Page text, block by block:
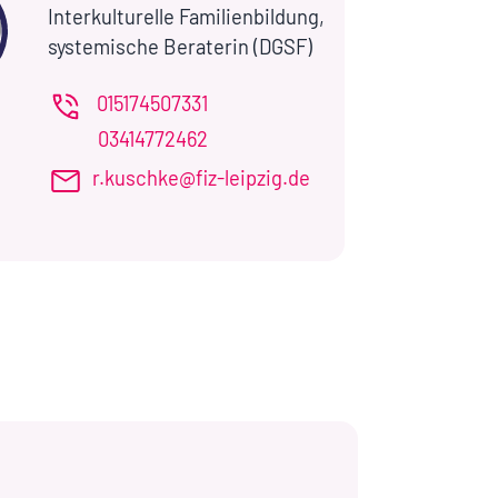
Interkulturelle Familienbildung,
systemische Beraterin (DGSF)
015174507331
03414772462
r.kuschke@fiz-leipzig.de